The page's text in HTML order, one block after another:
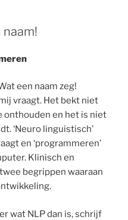
naam!
een naam zeg!
vraagt. Het bekt niet
onthouden en het is niet
‘Neuro linguistisch’
en ‘programmeren’
Klinisch en
begrippen waaraan
wat NLP dan is, schrijf